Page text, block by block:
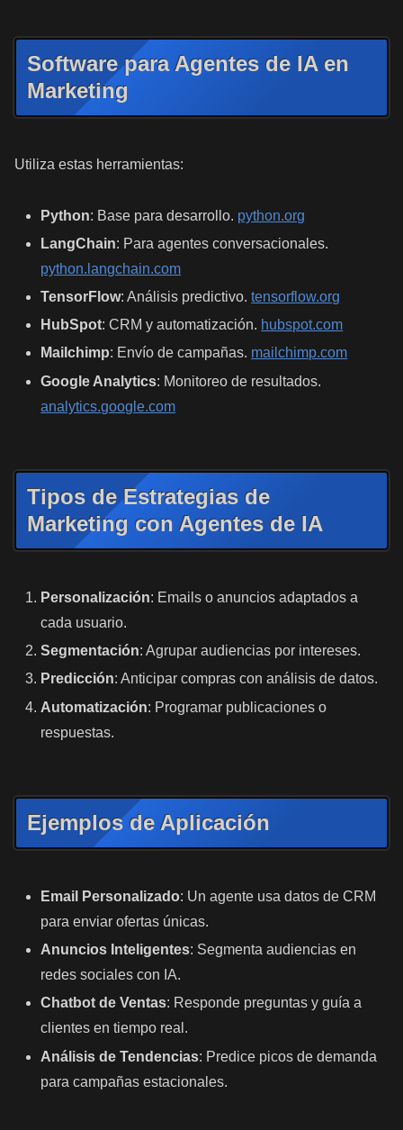
Software para Agentes de IA en
Marketing
Utiliza estas herramientas:
Python: Base para desarrollo. python.org
LangChain: Para agentes conversacionales.
python.langchain.com
TensorFlow: Análisis predictivo.tensorflow.org
HubSpot: CRM y automatización. hubspot.com
Mailchimp: Envío de campañas. mailchimp.com
Google Analytics: Monitoreo de resultados.
analytics.google.com
Tipos de Estrategias de
Marketing con Agentes de IA
Personalización: Emails o anuncios adaptados a
cada usuario.
Segmentación: Agrupar audiencias por intereses.
Predicción: Anticipar compras con análisis de datos.
Automatización: Programar publicaciones o
respuestas.
Ejemplos de Aplicación
Email Personalizado: Un agente usa datos de CRM
para enviar ofertas únicas.
Anuncios Inteligentes: Segmenta audiencias en
redes sociales con IA.
Chatbot de Ventas: Responde preguntas y guía a
clientes en tiempo real.
Análisis de Tendencias: Predice picos de demanda
para campañas estacionales.